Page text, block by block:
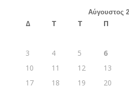
Αύγουστος
Δ Τ Τ Π
3
4 5 6
10
11 12 13
17
18 19 20